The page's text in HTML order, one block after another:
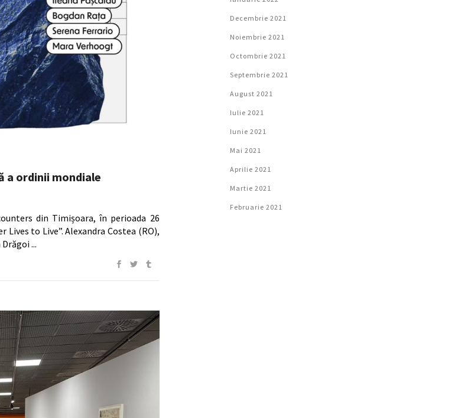
a ordinii mondiale
din Timișoara, în perioada 26
to Live”. Alexandra Costea (RO),
Drăgoi
Decembrie 2021
Noiembrie 2021
Octombrie 2021
Septembrie 2021
August 2021
Iulie 2021
Iunie 2021
Mai 2021
Aprilie 2021
Martie 2021
Februarie 2021